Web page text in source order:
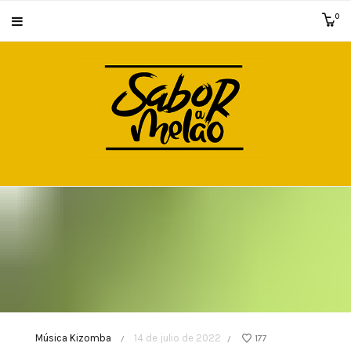
0
Música Kizomba / 14 de julio de 2022 / 177